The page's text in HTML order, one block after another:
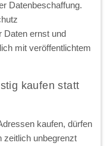
Datenbeschaffung.
Daten ernst und
mit veröffentlichtem
kaufen statt
kaufen, dürfen
zeitlich unbegrenzt